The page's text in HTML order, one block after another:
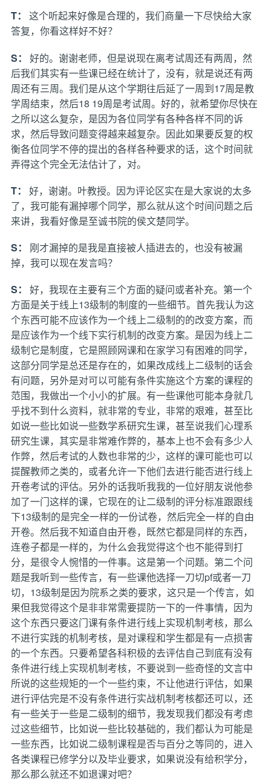
T：
这个听起来好像是合理的，我们商量一下尽快给大家
答复，你看这样好不好？
S：
好的。谢谢老师，但是说现在离考试周还有两周，然
后我们其实有一些课已经在统计了，没有，就是说还有两
周还有三周。我们是从这个学期往后延了一周到17周是教
学周结束，然后18 19周是考试周。好的，就希望你尽快在
之所以这么复杂，是因为各位同学有各种各样不同的诉
求，然后导致问题变得越来越复杂。因此如果要反复的权
衡各位同学不停的提出的各样各种要求的话，这个时间就
弄得这个完全无法估计了，对。
T：
好，谢谢。叶教授。因为评论区实在是大家说的太多
了，我可能有漏掉哪个同学，那么就从这个时间问题之后
来讲，我看好像是至诚书院的侯文楚同学。
S：
刚才漏掉的是我是直接被人插进去的，也没有被漏
掉，我可以现在发言吗？
S：
好，我现在主要有三个方面的疑问或者补充。第一个
方面是关于线上13级制的制度的一些细节。首先我认为这
个东西可能不应该作为一个线上二级制的的改变方案，而
是应该作为一个线下实行机制的改变方案。是因为线上二
级制它是制度，它是照顾网课和在家学习有困难的同学，
这部分同学是总还是存在的，如果改成线上二级制的话会
有问题，另外是对可以可能有条件实施这个方案的课程的
范围，我做出一个小小的扩展。有一些课他可能本身就几
乎找不到什么资料，就非常的专业，非常的艰难，甚至比
如说一些比如说一些数学系研究生课，甚至说我们心理系
研究生课，其实是非常难作弊的，基本上也不会有多少人
作弊，然后考试的人数也非常的少，这样的课可能也可以
提醒教师之类的，或者允许一下他们去进行能否进行线上
开卷考试的评估。另外的话我听我我的一位好朋友说他参
加了一门这样的课，它现在的让二级制的评分标准跟跟线
下13级制的是完全一样的一份试卷，然后完全一样的自由
开卷。然后我不知道自由开卷，既然它都是同样的东西，
连卷子都是一样的，为什么会我觉得这个也不能得到打
分，是很令人惋惜的一件事。这是第一个问题。第二个问
题是我听到一些传言，有一些课他选择一刀切pf或者一刀
切，13级制是因为院系之类的要求，这只是一个传言，如
果但我觉得这个是非非常需要提防一下的一件事情，因为
这个东西只要这门课有条件进行线上实现机制考核，那么
不进行实践的机制考核，是对课程和学生都是有一点损害
的一个东西。只要希望各科积极的去评估自己到底有没有
条件进行线上实现机制考核，不要说到一些奇怪的文言中
所说的这些规矩的一个一些约束，不让他进行评估，如果
进行评估完是不没有条件进行实战机制考核都还可以，还
有一些关于一些是二级制的细节，我发现我们都没有考虑
过这些细节，比如说一些比较基础的，我们都认为可能是
一些东西，比如说二级制课程是否与百分之等同的，进入
各类课程已修学分以及毕业要求，如果说没有给积学分，
那么那么就还不如退课对吧？